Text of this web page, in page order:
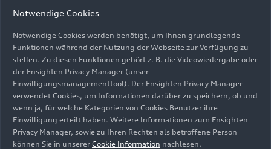
zukünftigen Audi F1 Teams:„Paulaner und das
zukünftige Audi F1 Team teilen eine
Siegermentalität, die auf Leistung, Leidenschaft
und Stolz auf unsere Herkunft basiert. Beide
Marken stehen für Handwerkskunst,
Authentizität und das unermüdliche Streben nach
Exzellenz. Gemeinsam werden wir Erlebnisse
schaffen, die die Fans näher an das Team bringen,
Notwendige Cookies
Notwendige Cookies werden benötigt, um Ihnen grundlegende
Funktionen während der Nutzung der Webseite zur Verfügung zu
stellen. Zu diesen Funktionen gehört z. B. die Videowiedergabe oder
der Ensighten Privacy Manager (unser
Einwilligungsmanagementtool). Der Ensighten Privacy Manager
verwendet Cookies, um Informationen darüber zu speichern, ob und
wenn ja, für welche Kategorien von Cookies Benutzer ihre
Einwilligung erteilt haben. Weitere Informationen zum Ensighten
Privacy Manager, sowie zu Ihren Rechten als betroffene Person
können Sie in unserer Cookie Information nachlesen.